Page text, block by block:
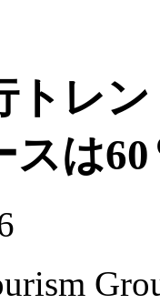
トレ
スは